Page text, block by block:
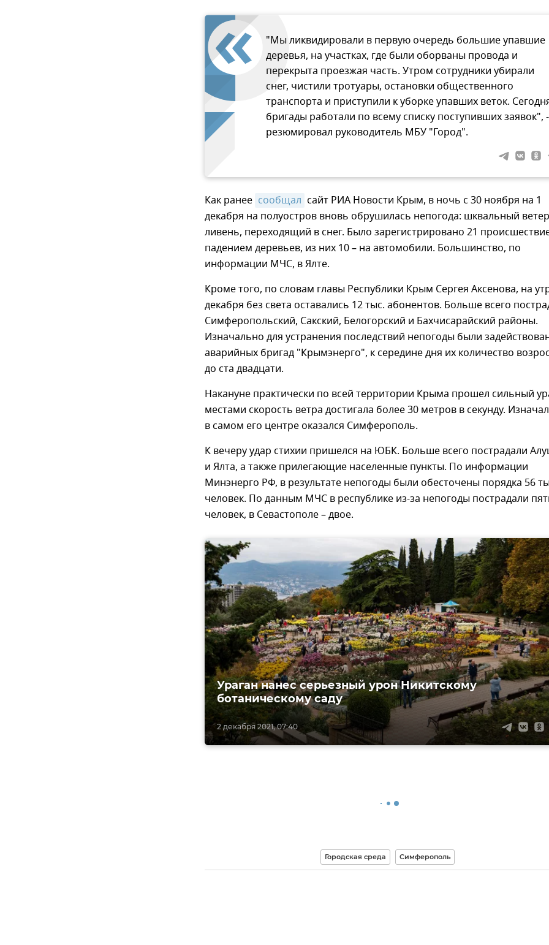
"Мы ликвидировали в первую очередь большие упавшие
деревья, на участках, где были оборваны провода и
перекрыта проезжая часть. Утром сотрудники убирали
снег, чистили тротуары, остановки общественного
транспорта и приступили к уборке упавших веток.
бригады работали по всему списку поступивших заявок", -
резюмировал руководитель МБУ "Город".
Как ранее сообщал сайт РИА Новости Крым, в ночь с 30 ноября на 1
декабря на полуостров вновь обрушилась непогода: шквальный
ливень, переходящий в снег. Было зарегистрировано 21
падением деревьев, из них 10 – на автомобили. Большинство, по
информации МЧС, в Ялте.
Кроме того, по словам главы Республики Крым Сергея Аксенова, на
декабря без света оставались 12 тыс. абонентов. Больше всего
Симферопольский, Сакский, Белогорский и Бахчисарайский районы.
Изначально для устранения последствий непогоды были
аварийных бригад "Крымэнерго", к середине дня их количество
до ста двадцати.
Накануне практически по всей территории Крыма прошел сильный
местами скорость ветра достигала более 30 метров в секунду.
в самом его центре оказался Симферополь.
К вечеру удар стихии пришелся на ЮБК. Больше всего пострадали
и Ялта, а также прилегающие населенные пункты. По информации
Минэнерго РФ, в результате непогоды были обесточены порядка 56
человек. По данным МЧС в республике из-за непогоды пострадали
человек, в Севастополе – двое.
2 декабря 2021, 07:40
Ураган нанес серьезный урон Никитскому
ботаническому саду
Городская среда Симферополь